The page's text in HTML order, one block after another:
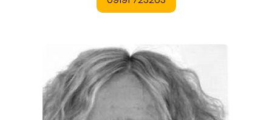
EVENTS
REISEFÜHRER
REISEMAGAZINE